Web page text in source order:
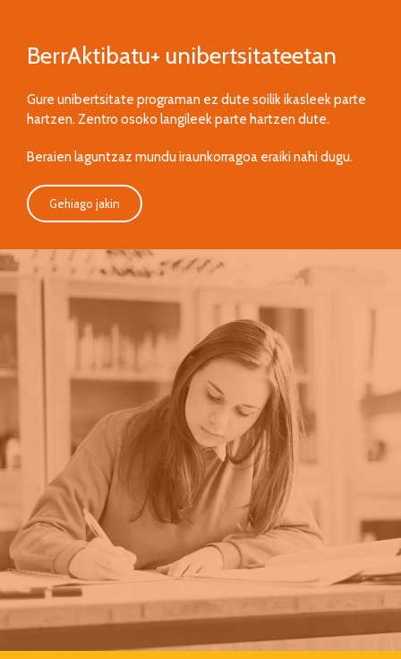
Hasiera
Zer da BerrAktibatu+?
Nor da sustatzailea?
GIHekin daukan lotura
ES
BerrAktibatu+ unibertsitateetan
Gure unibertsitate programan ez dute soilik ikasleek parte
hartzen. Zentro osoko langileek parte hartzen dute.
Beraien laguntzaz mundu iraunkorragoa eraiki nahi dugu.
Gehiago jakin